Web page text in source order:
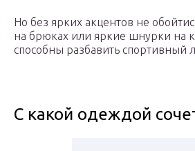
Но без ярких акцентов не
на брюках или яркие шнурки на
способны разбавить спортивный
С какой одеждой